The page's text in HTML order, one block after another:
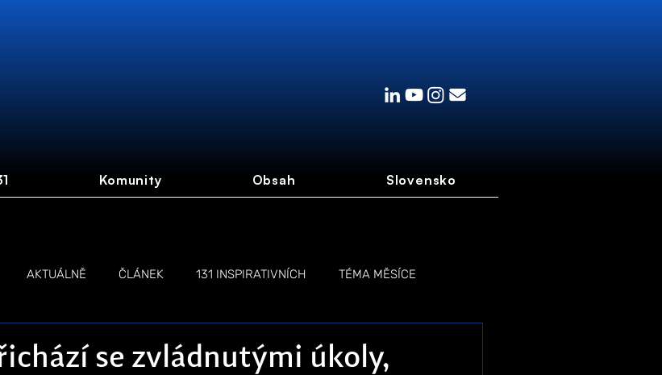
Komunity Obsah Slovensko
AKTUÁLNĚ ČLÁNEK 131 INSPIRATIVNÍCH TÉMA MĚSÍCE
se zvládnutými úkoly,